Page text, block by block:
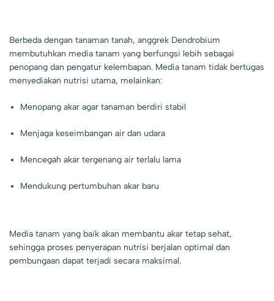
Berbeda dengan tanaman tanah, anggrek Dendrobium
membutuhkan media tanam yang berfungsi lebih sebagai
penopang dan pengatur kelembapan. Media tanam tidak bertugas
menyediakan nutrisi utama, melainkan:
Menopang akar agar tanaman berdiri stabil
Menjaga keseimbangan air dan udara
Mencegah akar tergenang air terlalu lama
Mendukung pertumbuhan akar baru
Media tanam yang baik akan membantu akar tetap sehat,
sehingga proses penyerapan nutrisi berjalan optimal dan
pembungaan dapat terjadi secara maksimal.